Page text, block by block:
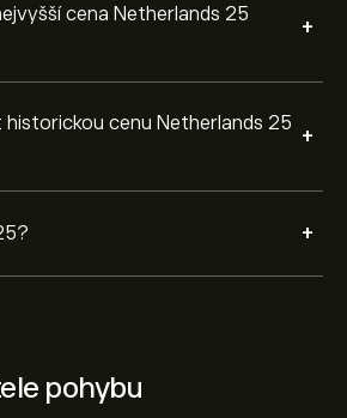
cena Netherlands 25
+
cenu Netherlands 25 +
+
pohybu